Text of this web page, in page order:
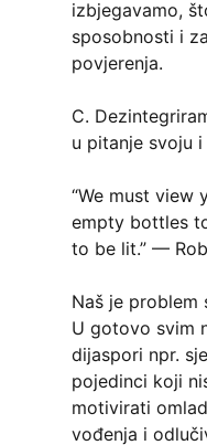
izbjegavamo,
sposobnosti i
povjerenja.
C.
u pitanje svoju
“We must view
empty bottles
to be lit.” —
Naš je problem
U gotovo svim
dijaspori npr.
pojedinci koji
motivirati
vođenja i